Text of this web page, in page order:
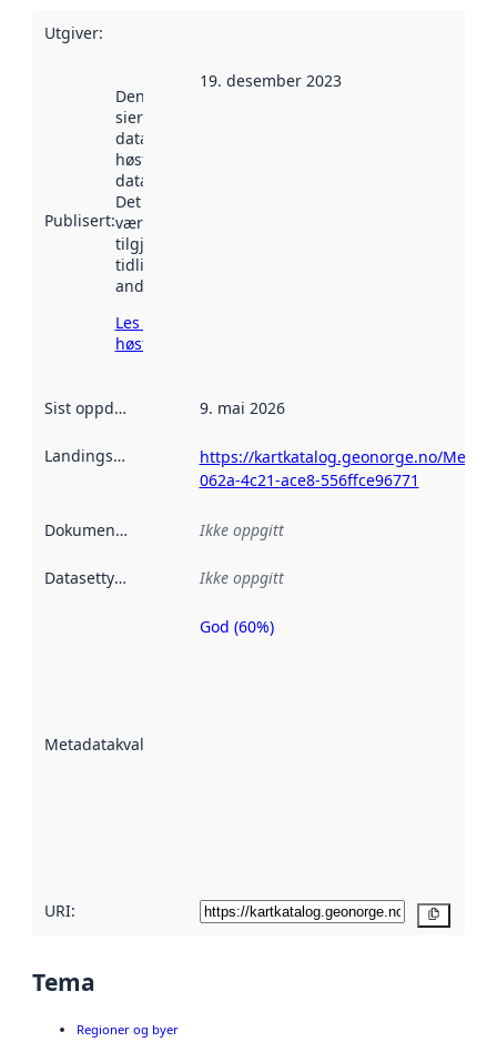
Utgiver:
Publisert:
Denne datoen
sier når
datasettet ble
høstet av
data.norge.no.
Det kan ha
vært
tilgjengelig
tidligere
andre steder.
Les mer om
høsting her
19. desember 2023
Sist oppdatert 9. mai 2026
Landingsside
https://kartkatalog.geonorge.no/
062a-4c21-ace8-556ffce96771
Dokumentasjon Ikke oppgitt
Datasettype Ikke oppgitt
Metadatakvalitet
Metadatakvalitet
God (60%)
URI:
Tema
Regioner og byer